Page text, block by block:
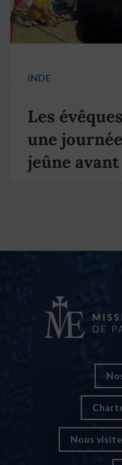
INDE
Les
une
jeûne
Nous